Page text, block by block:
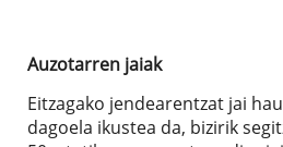
Auzotarren jaiak
Eitzagako jendearentzat jai
dagoela ikustea da, bizirik